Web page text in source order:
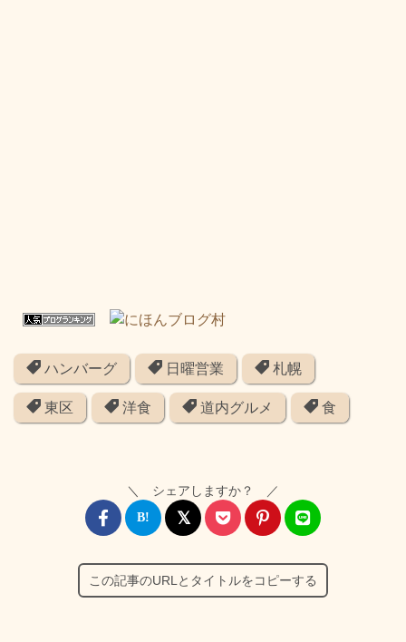
ハンバーグ 日曜営業 札幌
東区 洋食 道内グルメ 食
＼ シェアしますか？ ／
この記事のURLとタイトルをコピーする